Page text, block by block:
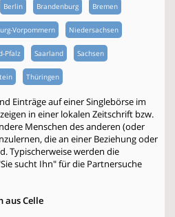
Berlin Brandenburg Bremen
Vorpommern Niedersachsen
Pfalz Saarland Sachsen
Thüringen
Einträge auf einer Singlebörse im
in einer lokalen Zeitschrift bzw.
Menschen des anderen (oder
die an einer Beziehung oder
Typischerweise werden die
sucht Ihn" für die Partnersuche
aus Celle